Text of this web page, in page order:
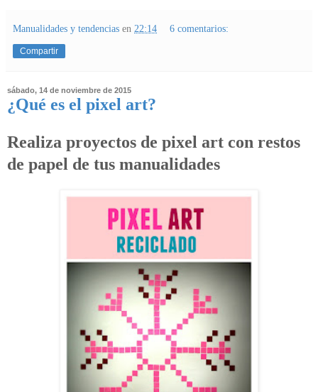
Manualidades y tendencias en 22:14 6 comentarios:
Compartir
sábado, 14 de noviembre de 2015
¿Qué es el pixel art?
Realiza proyectos de pixel art con restos
de papel de tus manualidades